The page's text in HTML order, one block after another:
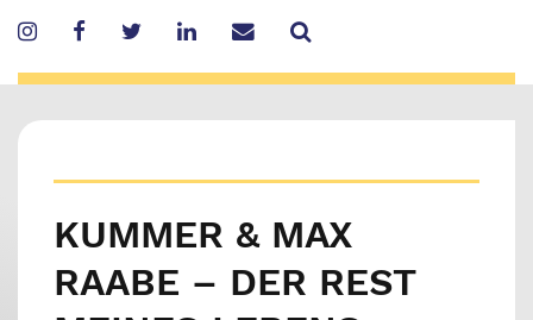
content
KUMMER & MAX
RAABE – DER REST